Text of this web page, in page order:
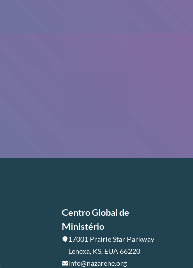
Centro Global de
Ministério
17001 Prairie Star Parkway
Lenexa, KS, EUA 66220
info@nazarene.org